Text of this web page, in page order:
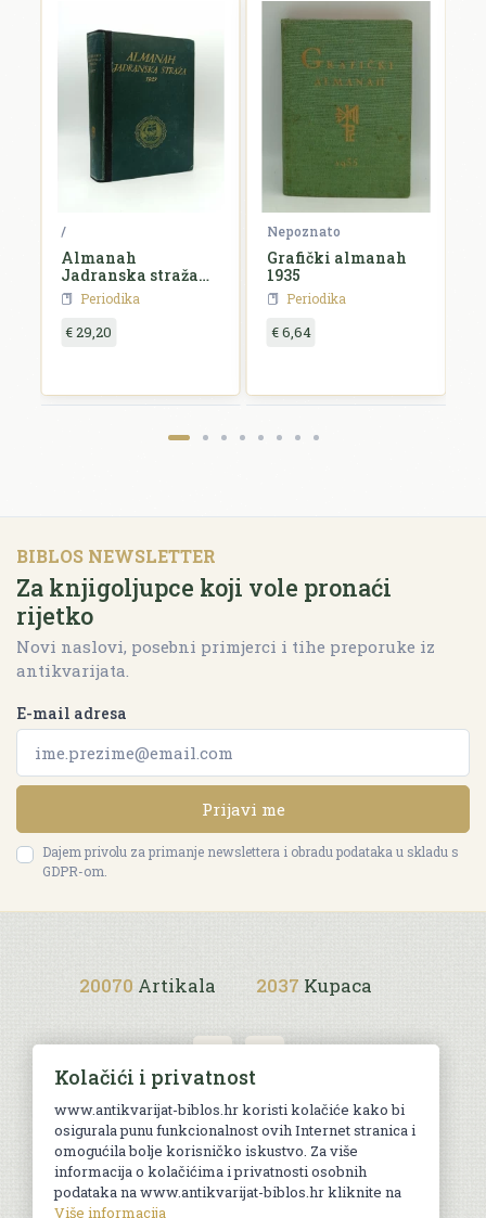
/
Almanah
Jadranska straža
za 1927. godinu
Periodika
€ 29,20
Nepoznato
Grafički almanah
1935
Periodika
€ 6,64
BIBLOS NEWSLETTER
Za knjigoljupce koji vole pronaći
rijetko
Novi naslovi, posebni primjerci i tihe preporuke iz
antikvarijata.
E-mail adresa
Prijavi me
Dajem privolu za primanje newslettera i obradu podataka u skladu s
GDPR-om.
20070 Artikala 2037 Kupaca
Uvjeti kupnje
Kolačići i privatnost
www.antikvarijat-biblos.hr koristi kolačiće kako bi
osigurala punu funkcionalnost ovih Internet stranica i
omogućila bolje korisničko iskustvo. Za više
informacija o kolačićima i privatnosti osobnih
podataka na www.antikvarijat-biblos.hr kliknite na
Više informacija